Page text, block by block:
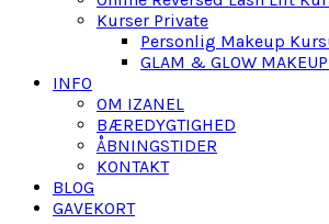
Kurser Private
Personlig Makeup
GLAM & GLOW
INFO
OM IZANEL
BÆREDYGTIGHED
ÅBNINGSTIDER
KONTAKT
BLOG
GAVEKORT